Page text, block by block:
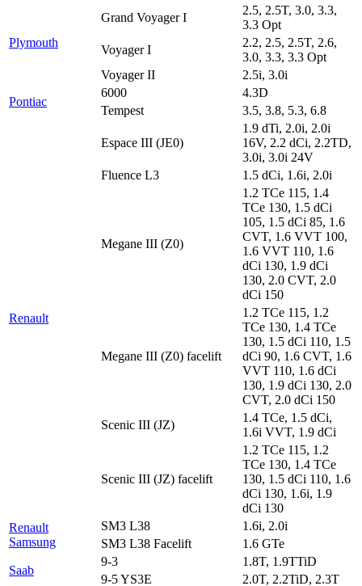
Plymouth
Grand Voyager I
2.5, 2.5T, 3.0, 3.3,
3.3 Opt
Voyager I
2.2, 2.5, 2.5T, 2.6,
3.0, 3.3, 3.3 Opt
Voyager II
2.5i, 3.0i
Pontiac
6000
4.3D
Tempest
3.5, 3.8, 5.3, 6.8
Renault
Espace III (JE0)
1.9 dTi, 2.0i, 2.0i
16V, 2.2 dCi, 2.2TD,
3.0i, 3.0i 24V
Fluence L3
1.5 dCi, 1.6i, 2.0i
Megane III (Z0)
1.2 TCe 115, 1.4
TCe 130, 1.5 dCi
105, 1.5 dCi 85, 1.6
CVT, 1.6 VVT 100,
1.6 VVT 110, 1.6
dCi 130, 1.9 dCi
130, 2.0 CVT, 2.0
dCi 150
Megane III (Z0) facelift
1.2 TCe 115, 1.2
TCe 130, 1.4 TCe
130, 1.5 dCi 110, 1.5
dCi 90, 1.6 CVT, 1.6
VVT 110, 1.6 dCi
130, 1.9 dCi 130, 2.0
CVT, 2.0 dCi 150
Scenic III (JZ)
1.4 TCe, 1.5 dCi,
1.6i VVT, 1.9 dCi
Scenic III (JZ) facelift
1.2 TCe 115, 1.2
TCe 130, 1.4 TCe
130, 1.5 dCi 110, 1.6
dCi 130, 1.6i, 1.9
dCi 130
Renault
Samsung
SM3 L38
1.6i, 2.0i
SM3 L38 Facelift
1.6 GTe
Saab
9-3
1.8T, 1.9TTiD
9-5 YS3E
2.0T, 2.2TiD, 2.3T